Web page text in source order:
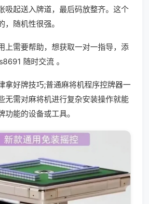
吸起送入牌道，最后码放整齐。这个
，随机性很强。
上需要帮助，想获取一对一指导，添
随时交流 。
拿好牌技巧;普通麻将机程序控牌器一
无需对麻将机进行复杂安装操作就能
功能的设备或工具。